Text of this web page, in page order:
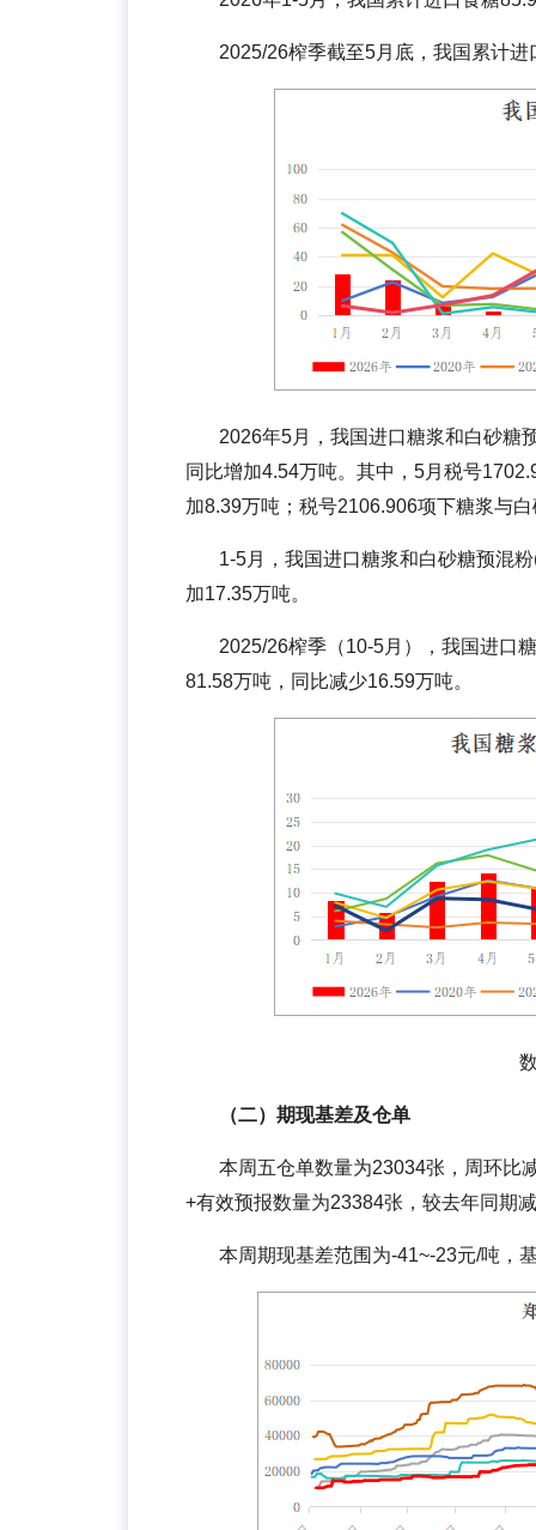
2025/26榨季截至5月底，我国累计
2026年5月，我国进口糖浆和白砂糖
同比增加4.54万吨。其中，5月税号
加8.39万吨；税号2106.906项下糖浆与
1-5月，我国进口糖浆和白砂糖预混
加17.35万吨。
2025/26榨季（10-5月），我国进口
81.58万吨，同比减少16.59万吨。
（二）期现基差及仓单
本周五仓单数量为23034张，周环比
+有效预报数量为23384张，较去年同期
本周期现基差范围为-41~-23元/吨，